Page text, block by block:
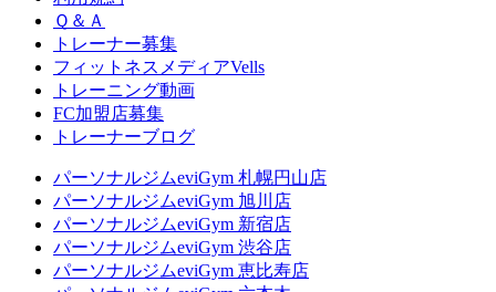
Ｑ＆Ａ
トレーナー募集
フィットネスメディアVells
トレーニング動画
FC加盟店募集
トレーナーブログ
パーソナルジムeviGym 札幌円山店
パーソナルジムeviGym 旭川店
パーソナルジムeviGym 新宿店
パーソナルジムeviGym 渋谷店
パーソナルジムeviGym 恵比寿店